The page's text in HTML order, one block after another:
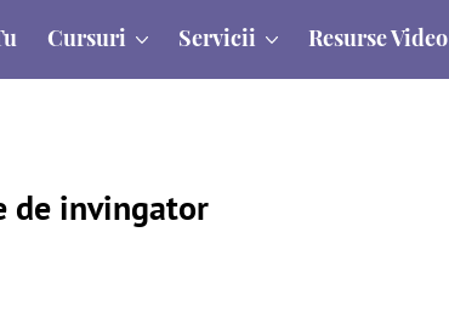
Cursuri Servicii Resurse Video
de invingator